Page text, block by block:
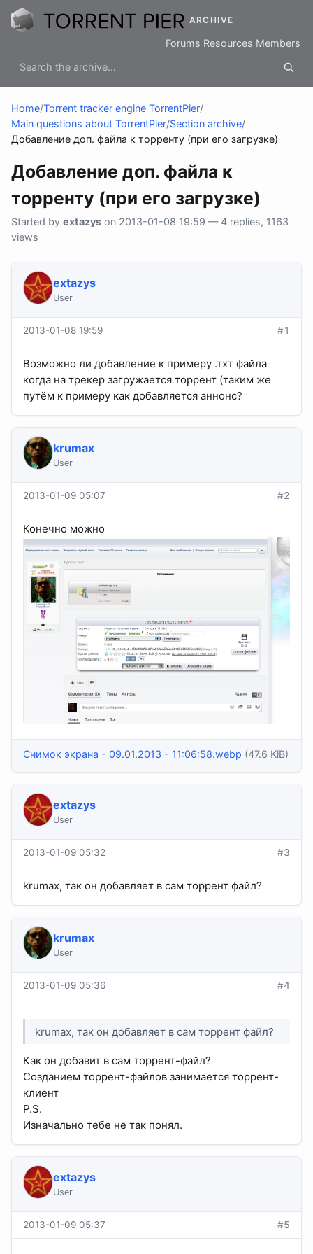
ARCHIVE
Forums Resources Members
Home/Torrent tracker engine TorrentPier/
Main questions about TorrentPier/Section archive/
Добавление доп. файла к торренту (при его загрузке)
Добавление доп. файла к
торренту (при его загрузке)
Started by extazys on 2013-01-08 19:59 — 4 replies, 1163
views
extazys
User
2013-01-08 19:59 #1
Возможно ли добавление к примеру .тхт файла
когда на трекер загружается торрент (таким же
путём к примеру как добавляется аннонс?
krumax
User
2013-01-09 05:07 #2
Конечно можно
Снимок экрана - 09.01.2013 - 11:06:58.webp (47.6 KiB)
extazys
User
2013-01-09 05:32 #3
krumax, так он добавляет в сам торрент файл?
krumax
User
2013-01-09 05:36 #4
krumax, так он добавляет в сам торрент файл?
Как он добавит в сам торрент-файл?
Созданием торрент-файлов занимается торрент-
клиент
P.S.
Изначально тебе не так понял.
extazys
User
2013-01-09 05:37 #5